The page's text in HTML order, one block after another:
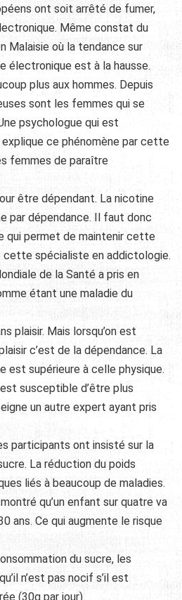
ont soit arrêté de fumer,
Même constat du
Malaisie où la tendance sur
électronique est à la hausse.
plus aux hommes. Depuis
sont les femmes qui se
psychologue qui est
ce phénomène par cette
femmes de paraître
être dépendant. La nicotine
par dépendance. Il faut donc
qui permet de maintenir cette
cette spécialiste en addictologie.
de la Santé a pris en
étant une maladie du
plaisir. Mais lorsqu’on est
c’est de la dépendance. La
est supérieure à celle physique.
susceptible d’être plus
un autre expert ayant pris
participants ont insisté sur la
La réduction du poids
liés à beaucoup de maladies.
qu’un enfant sur quatre va
ans. Ce qui augmente le risque
du sucre, les
n’est pas nocif s’il est
(30g par jour).